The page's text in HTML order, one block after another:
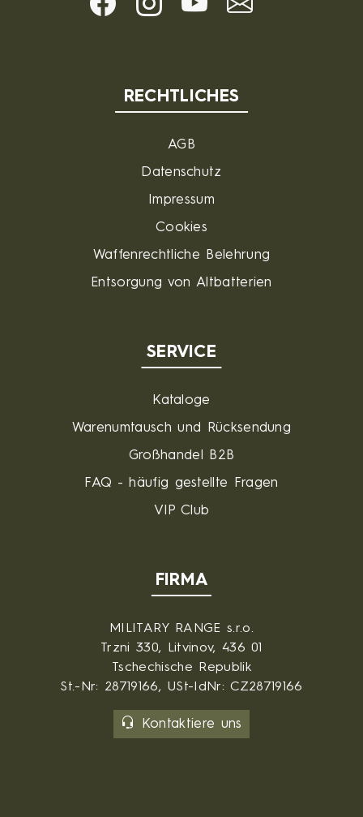
RECHTLICHES
AGB
Datenschutz
Impressum
Cookies
Waffenrechtliche Belehrung
Entsorgung von Altbatterien
SERVICE
Kataloge
Warenumtausch und Rücksendung
Großhandel B2B
FAQ - häufig gestellte Fragen
VIP Club
FIRMA
MILITARY RANGE s.r.o.
Trzni 330, Litvinov, 436 01
Tschechische Republik
St.-Nr: 28719166, USt-IdNr: CZ28719166
Kontaktiere uns